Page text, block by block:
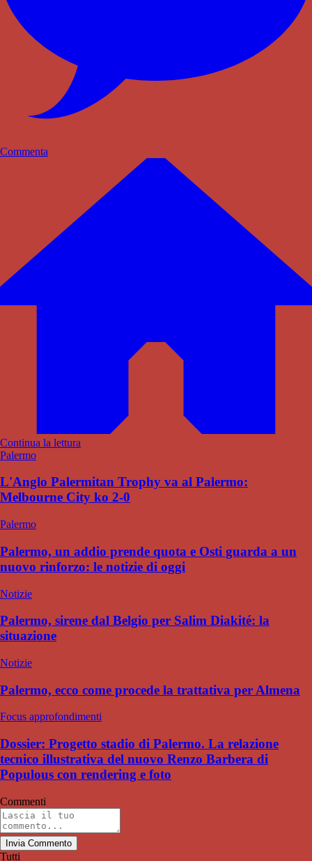
Commenta
Continua la lettura
Palermo
L'Anglo Palermitan Trophy va al Palermo:
Melbourne City ko 2-0
Palermo
Palermo, un addio prende quota e Osti guarda a un
nuovo rinforzo: le notizie di oggi
Notizie
Palermo, sirene dal Belgio per Salim Diakité: la
situazione
Notizie
Palermo, ecco come procede la trattativa per Almena
Focus approfondimenti
Dossier: Progetto stadio di Palermo. La relazione
tecnico illustrativa del nuovo Renzo Barbera di
Populous con rendering e foto
Commenti
Invia Commento
Tutti